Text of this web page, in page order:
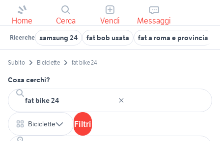
Home Cerca Vendi Messaggi
Ricerche samsung 24 fat bob usata fat a roma e provincia
Subito Biciclette fat bike 24
Cosa cerchi?
Biciclette Filtri